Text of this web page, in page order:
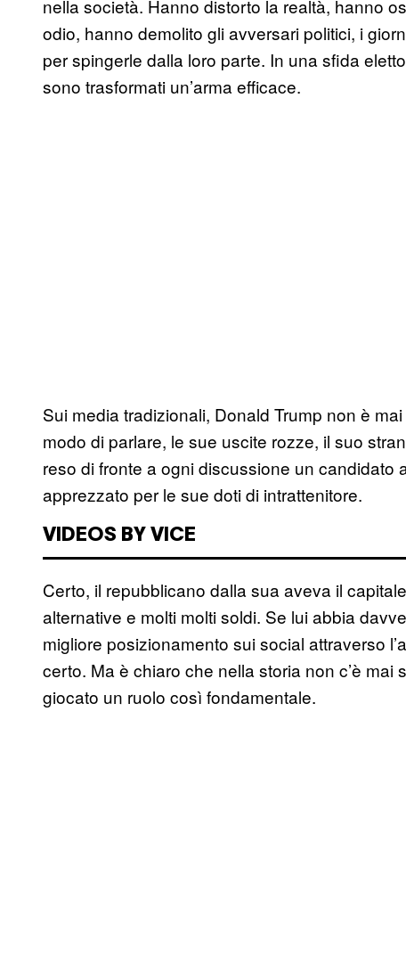
nella società. Hanno distorto la realtà, hanno
odio, hanno demolito gli avversari politici, i
per spingerle dalla loro parte. In una sfida
sono trasformati un’arma efficace.
Sui media tradizionali, Donald Trump non è
modo di parlare, le sue uscite rozze, il suo
reso di fronte a ogni discussione un
apprezzato per le sue doti di intrattenitore.
VIDEOS BY VICE
Certo, il repubblicano dalla sua aveva il
alternative e molti molti soldi. Se lui abbia
migliore posizionamento sui social attraverso
certo. Ma è chiaro che nella storia non c’è
giocato un ruolo così fondamentale.